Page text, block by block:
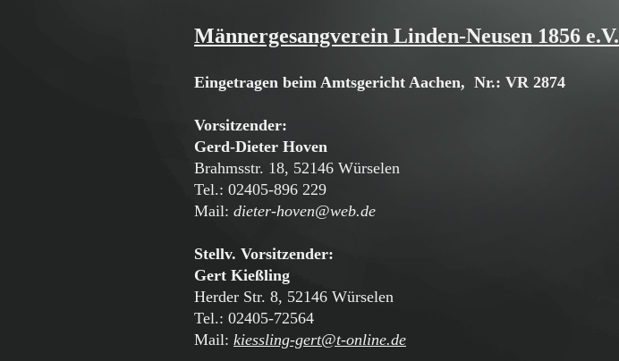
Männergesangverein Linden-Neusen 1856 e.V.
Eingetragen beim Amtsgericht Aachen, Nr.: VR 2874
Vorsitzender:
Gerd-Dieter Hoven
Brahmsstr. 18, 52146 Würselen
Tel.: 02405-896 229
Mail: dieter-hoven@web.de
Stellv. Vorsitzender:
Gert Kießling
Herder Str. 8, 52146 Würselen
Tel.: 02405-72564
Mail: kiessling-gert@t-online.de